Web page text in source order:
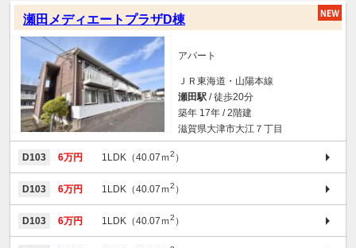
瀬田メディエートプラザD棟
アパート
ＪＲ東海道・山陽本線
瀬田駅 / 徒歩20分
築年 17年 / 2階建
滋賀県大津市大江７丁目
D103 6万円 1LDK（40.07ｍ2 ）
D103 6万円 1LDK（40.07ｍ2 ）
D103 6万円 1LDK（40.07ｍ2 ）